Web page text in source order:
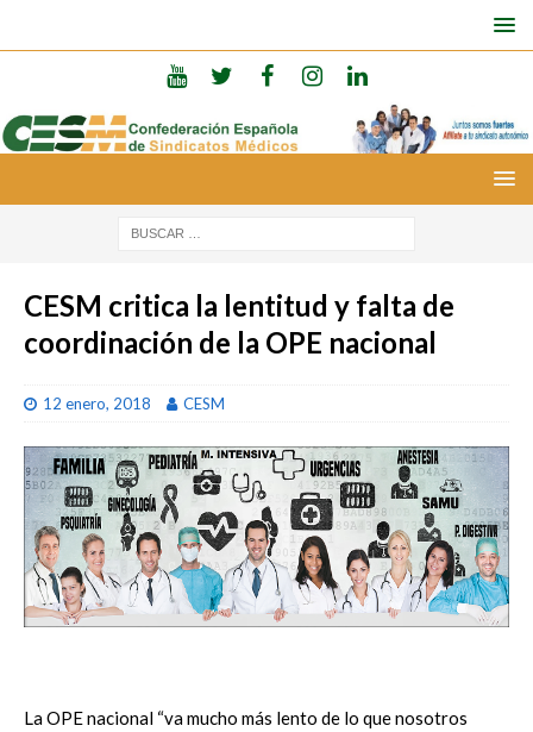
CESM critica la lentitud y falta de
coordinación de la OPE nacional
12 enero, 2018 CESM
La OPE nacional “va mucho más lento de lo que nosotros